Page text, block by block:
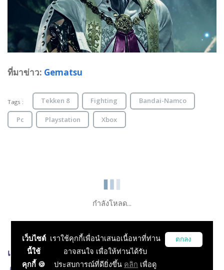
ที่มาข่าว: Gematsu
Tags : Tekken 8 Fighting Bandai-Namco
Pc Playstation Xbox
กำลังโหลด...
เกมส์ที่เกี่ยวข้อง
เว็บไซต์
นี้ใช้
คุกกี้ 🍪
เราใช้คุกกี้เพื่อนำเสนอเนื้อหาที่ท่าน
อาจสนใจ เพื่อให้ท่านได้รับ
ประสบการณ์ที่ดียิ่งขึ้น คลิก เพื่อดู
ตกลง